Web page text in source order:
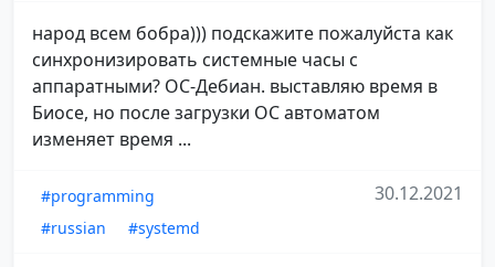
народ всем бобра))) подскажите пожалуйста как
синхронизировать системные часы с
аппаратными? ОС-Дебиан. выставляю время в
Биосе, но после загрузки ОС автоматом
изменяет время ...
#programming
#russian
#systemd
30.12.2021